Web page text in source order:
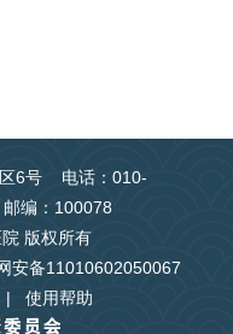
区6号 电话：010-
编：100078
版权所有
安备11010602050067
| 使用帮助